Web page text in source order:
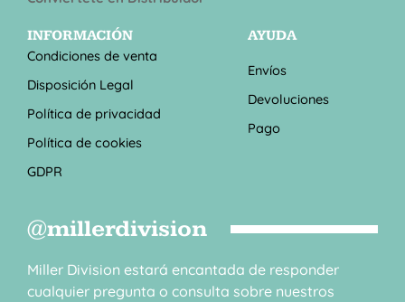
INFORMACIÓN
Condiciones de venta
Disposición Legal
Política de privacidad
Política de cookies
GDPR
AYUDA
Envíos
Devoluciones
Pago
@millerdivision
Miller Division estará encantada de responder
cualquier pregunta o consulta sobre nuestros